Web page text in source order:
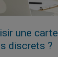
une
discrets ?